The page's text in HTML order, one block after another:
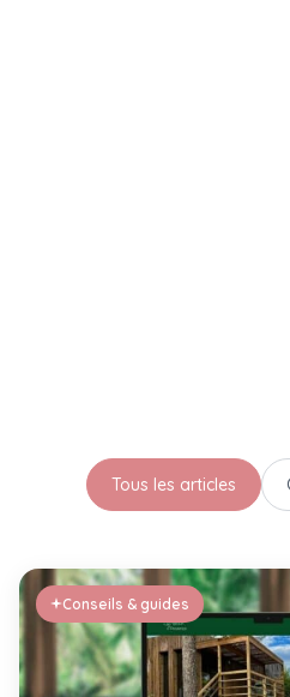
Tous les articles
Conseils & guides